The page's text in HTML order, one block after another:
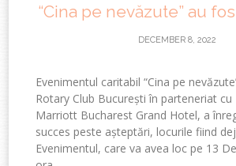
“Cina pe nevăzute” au
DECEMBER 8, 2022
Evenimentul caritabil “Cina pe
Rotary Club București în parteneriat cu
Marriott Bucharest Grand Hotel, a
succes peste așteptări, locurile fiind
Evenimentul, care va avea loc pe 13